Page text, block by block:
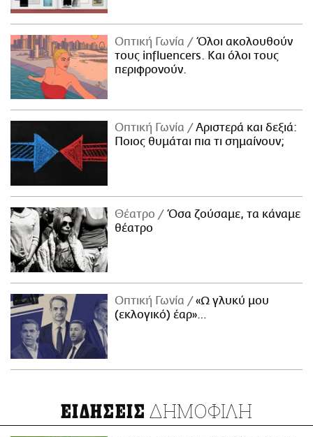
Οπτική Γωνία
Όλοι ακολουθούν
τους influencers. Και όλοι τους
περιφρονούν.
Οπτική Γωνία
Αριστερά και δεξιά:
Ποιος θυμάται πια τι σημαίνουν;
Θέατρο
Όσα ζούσαμε, τα κάναμε
θέατρο
Οπτική Γωνία
«Ω γλυκύ μου
(εκλογικό) έαρ»…
ΕΙΔΗΣΕΙΣ ΔΗΜΟΦΙΛΗ